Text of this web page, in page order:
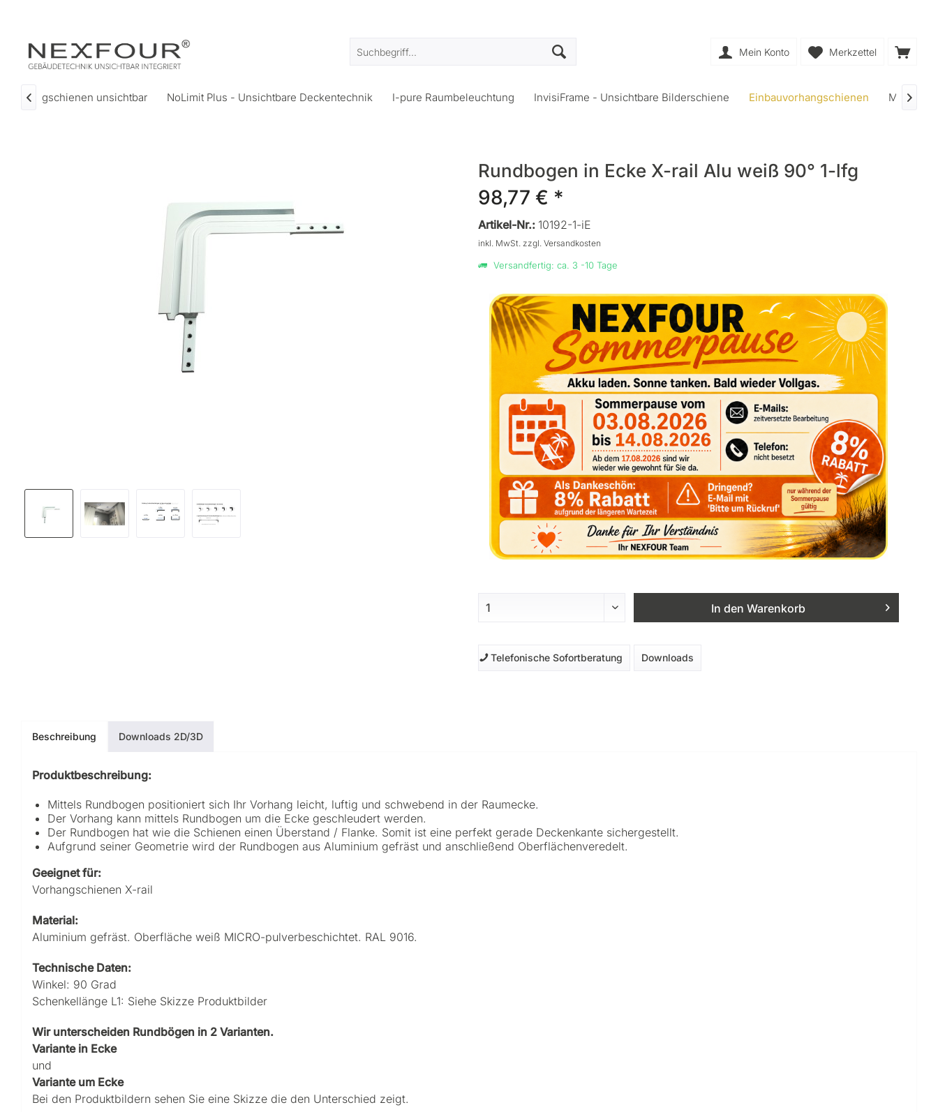
Merkzettel
Mein Konto
Vorhangschienen unsichtbar NoLimit Plus - Unsichtbare Deckentechnik I-pure Raumbeleuchtung InvisiFrame - Unsichtbare Bilderschiene Einbauvorhangschienen Muster
 
Rundbogen in Ecke X-rail Alu weiß 90° 1-lfg
98,77 € *
Artikel-Nr.: 10192-1-iE
inkl. MwSt. zzgl. Versandkosten
Versandfertig: ca. 3 -10 Tage
In den Warenkorb
Telefonische Sofortberatung Downloads
Beschreibung Downloads 2D/3D
Produktbeschreibung:
Mittels Rundbogen positioniert sich Ihr Vorhang leicht, luftig und schwebend in der Raumecke.
Der Vorhang kann mittels Rundbogen um die Ecke geschleudert werden.
Der Rundbogen hat wie die Schienen einen Überstand / Flanke. Somit ist eine perfekt gerade Deckenkante sichergestellt.
Aufgrund seiner Geometrie wird der Rundbogen aus Aluminium gefräst und anschließend Oberflächenveredelt.
Geeignet für:
Vorhangschienen X-rail
Material:
Aluminium gefräst. Oberfläche weiß MICRO-pulverbeschichtet. RAL 9016.
Technische Daten:
Winkel: 90 Grad
Schenkellänge L1: Siehe Skizze Produktbilder
Wir unterscheiden Rundbögen in 2 Varianten.
Variante in Ecke
und
Variante um Ecke
Bei den Produktbildern sehen Sie eine Skizze die den Unterschied zeigt.